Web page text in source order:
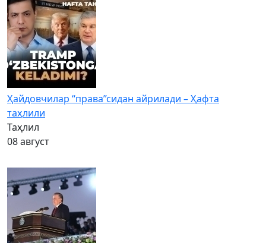
Ҳайдовчилар “права”сидан айрилади – Ҳафта
таҳлили
Таҳлил
08 август